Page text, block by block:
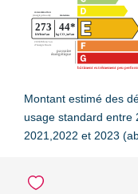
Montant estimé des
usage standard entre
2021,2022 et 2023